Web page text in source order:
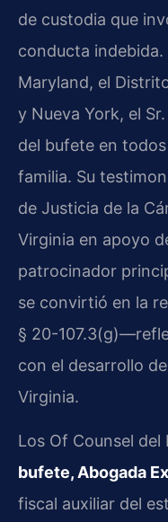
de custodia que
conducta
Maryland, el
y Nueva York, el
del bufete en
familia. Su
de Justicia de la
Virginia en apoyo
patrocinador
se convirtió en la
§ 20-
con el desarrollo
Virginia.
Los Of Counsel
bufete, Abogada
fiscal auxiliar del